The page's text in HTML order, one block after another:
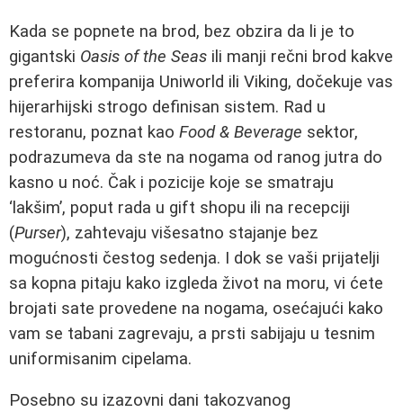
Kada se popnete na brod, bez obzira da li je to
gigantski Oasis of the Seas ili manji rečni brod kakve
preferira kompanija Uniworld ili Viking, dočekuje vas
hijerarhijski strogo definisan sistem. Rad u
restoranu, poznat kao Food & Beverage sektor,
podrazumeva da ste na nogama od ranog jutra do
kasno u noć. Čak i pozicije koje se smatraju
‘lakšim’, poput rada u gift shopu ili na recepciji
(Purser), zahtevaju višesatno stajanje bez
mogućnosti čestog sedenja. I dok se vaši prijatelji
sa kopna pitaju kako izgleda život na moru, vi ćete
brojati sate provedene na nogama, osećajući kako
vam se tabani zagrevaju, a prsti sabijaju u tesnim
uniformisanim cipelama.
Posebno su izazovni dani takozvanog